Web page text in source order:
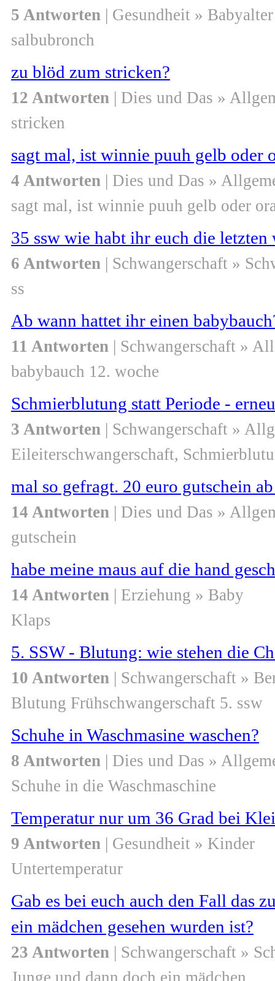
5 Antworten | Gesundheit » Babyalter
salbubronch
zu blöd zum stricken?
12 Antworten | Dies und Das »
stricken
sagt mal, ist winnie puuh gelb oder
4 Antworten | Dies und Das »
sagt mal, ist winnie puuh gelb oder
35 ssw wie habt ihr euch die
6 Antworten | Schwangerschaft »
ss
Ab wann hattet ihr einen
11 Antworten | Schwangerschaft »
babybauch 12. woche
Schmierblutung statt Periode -
3 Antworten | Schwangerschaft »
Eileiterschwangerschaft,
mal so gefragt. 20 euro gutschein
14 Antworten | Dies und Das »
gutschein
habe meine maus auf die hand
14 Antworten | Erziehung » Baby
Klaps
5. SSW - Blutung: wie stehen die
10 Antworten | Schwangerschaft »
Blutung Frühschwangerschaft 5. ssw
Schuhe in Waschmasine waschen?
8 Antworten | Dies und Das »
Schuhe in die Waschmaschine
Temperatur nur um 36 Grad bei
9 Antworten | Gesundheit » Kinder
Untertemperatur
Gab es bei euch auch den Fall das
ein mädchen gesehen wurden ist?
23 Antworten | Schwangerschaft »